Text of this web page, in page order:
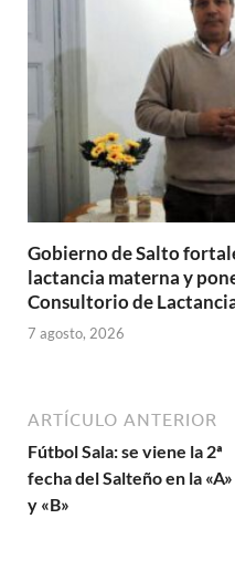
Gobierno de Salto
lactancia materna y
Consultorio de
7 agosto, 2026
ARTÍCULO ANTERIOR
Fútbol Sala: se viene la 2ª
fecha del Salteño en la «A»
y «B»